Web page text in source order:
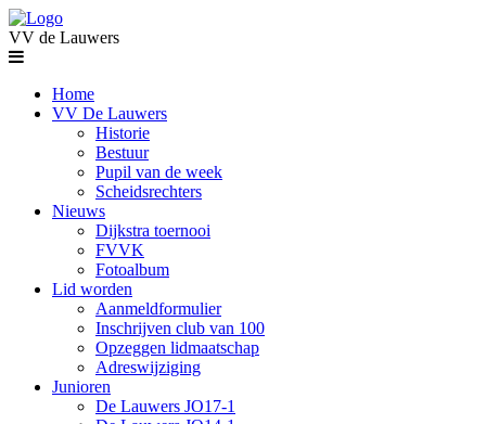
VV de Lauwers
Home
VV De Lauwers
Historie
Bestuur
Pupil van de week
Scheidsrechters
Nieuws
Dijkstra toernooi
FVVK
Fotoalbum
Lid worden
Aanmeldformulier
Inschrijven club van 100
Opzeggen lidmaatschap
Adreswijziging
Junioren
De Lauwers JO17-1